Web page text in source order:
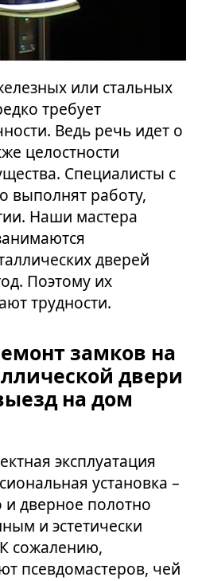
или стальных
требует
Ведь речь идет о
целостности
Специалисты с
выполнят работу,
Наши мастера
дверей
Поэтому их
трудности.
замков на
двери
на дом
эксплуатация
установка –
и дверное полотно
и эстетически
сожалению,
псевдомастеров, чей